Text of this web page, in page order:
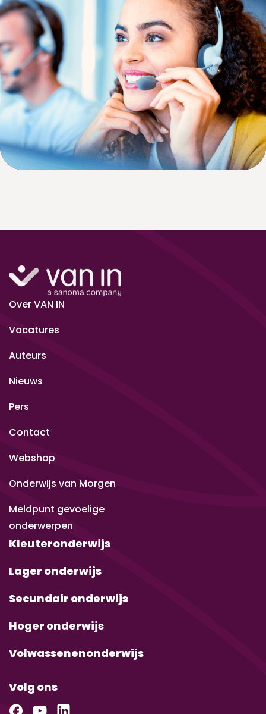
Over VAN IN
Vacatures
Auteurs
Nieuws
Pers
Contact
Webshop
Onderwijs van Morgen
Meldpunt gevoelige
onderwerpen
Kleuteronderwijs
Lager onderwijs
Secundair onderwijs
Hoger onderwijs
Volwassenenonderwijs
Volg ons